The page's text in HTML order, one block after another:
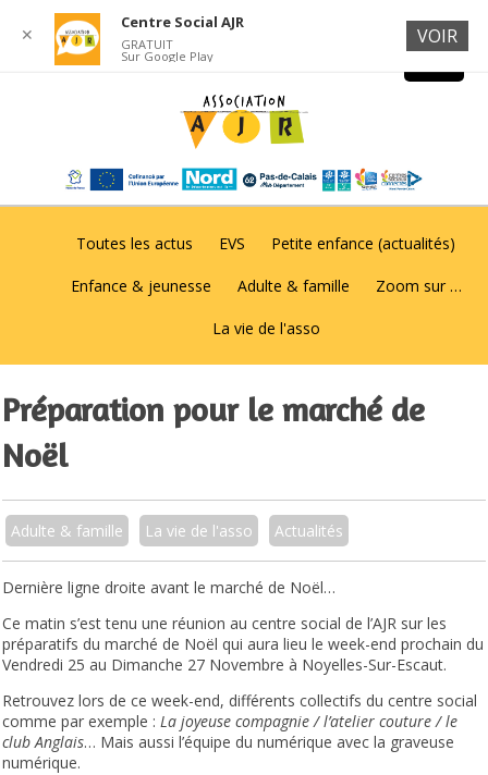
Toutes les actus EVS Petite enfance (actualités)
Enfance & jeunesse Adulte & famille Zoom sur …
La vie de l'asso
Préparation pour le marché de
Noël
Adulte & famille La vie de l'asso Actualités
Dernière ligne droite avant le marché de Noël…
Ce matin s’est tenu une réunion au centre social de l’AJR sur les
préparatifs du marché de Noël qui aura lieu le week-end prochain du
Vendredi 25 au Dimanche 27 Novembre à Noyelles-Sur-Escaut.
Retrouvez lors de ce week-end, différents collectifs du centre social
comme par exemple :La joyeuse compagnie / l’atelier couture / le
club Anglais… Mais aussi l’équipe du numérique avec la graveuse
numérique.
✕
Centre Social AJR
GRATUIT
Sur Google Play
VOIR